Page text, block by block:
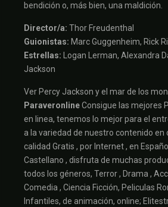
bendición o, más bien, una maldición.
Director/a: Thor Freudenthal
Guionistas: Marc Guggenheim, Rick
Estrellas: Logan Lerman, Alexandra
Jackson
Ver Percy Jackson y el mar de los
ParaveronlineConsigue las mejores
en linea, tenemos lo mejor para el
a la variedad de nuestro contenido en
calidad Gratis , por Internet , en
Castellano , disfruta de muchas
todos los géneros, Terror , Drama ,
Comedia , Ciencia Ficción, Peliculas
Infantiles, de animación, online;